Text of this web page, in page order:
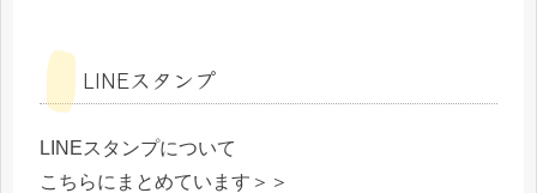
LINEスタンプ
LINEスタンプについて
こちらにまとめています＞＞